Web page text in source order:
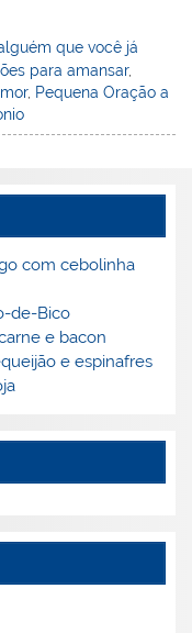
t
ar
e
que você já
para amansar,
, Pequena Oração a
com cebolinha
de-Bico
e bacon
e espinafres